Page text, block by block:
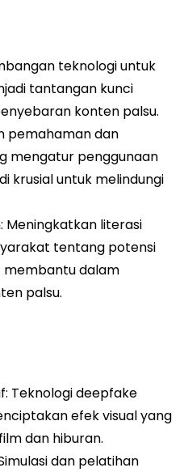
teknologi untuk
tantangan kunci
konten palsu.
pemahaman dan
mengatur penggunaan
krusial untuk melindungi
Meningkatkan literasi
tentang potensi
dalam
palsu.
Teknologi deepfake
efek visual yang
dan hiburan.
dan pelatihan